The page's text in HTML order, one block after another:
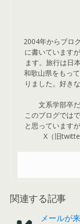
2004年からブロ
に書いています
ます。旅行は日
和歌山県をもっ
りました。好き
文系学部卒
このブログでは
と思っています
X（旧
関連する記事
メールが